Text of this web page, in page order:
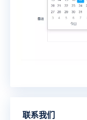
联系我们